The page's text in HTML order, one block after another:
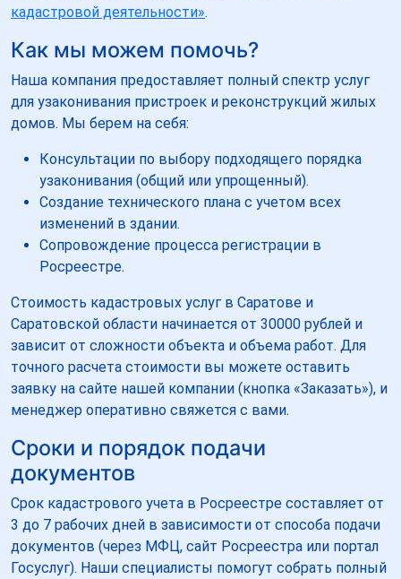
кадастровой деятельности».
Как мы можем помочь?
Наша компания предоставляет полный спектр услуг
для узаконивания пристроек и реконструкций жилых
домов. Мы берем на себя:
Консультации по выбору подходящего порядка
узаконивания (общий или упрощенный).
Создание технического плана с учетом всех
изменений в здании.
Сопровождение процесса регистрации в
Росреестре.
Стоимость кадастровых услуг в Саратове и
Саратовской области начинается от 30000 рублей и
зависит от сложности объекта и объема работ. Для
точного расчета стоимости вы можете оставить
заявку на сайте нашей компании (кнопка «Заказать»), и
менеджер оперативно свяжется с вами.
Сроки и порядок подачи
документов
Срок кадастрового учета в Росреестре составляет от
3 до 7 рабочих дней в зависимости от способа подачи
документов (через МФЦ, сайт Росреестра или портал
Госуслуг). Наши специалисты помогут собрать полный